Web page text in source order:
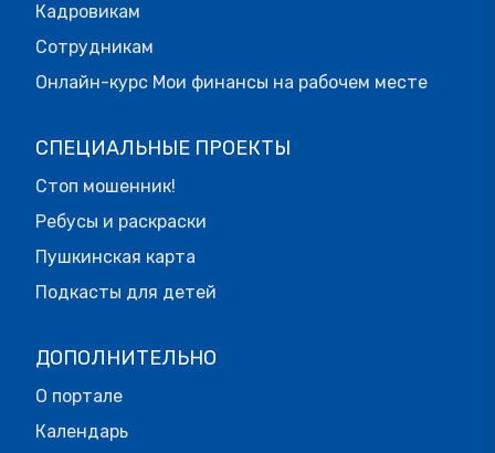
Кадровикам
Сотрудникам
Онлайн-курс Мои финансы на рабочем месте
СПЕЦИАЛЬНЫЕ ПРОЕКТЫ
Стоп мошенник!
Ребусы и раскраски
Пушкинская карта
Подкасты для детей
ДОПОЛНИТЕЛЬНО
О портале
Календарь